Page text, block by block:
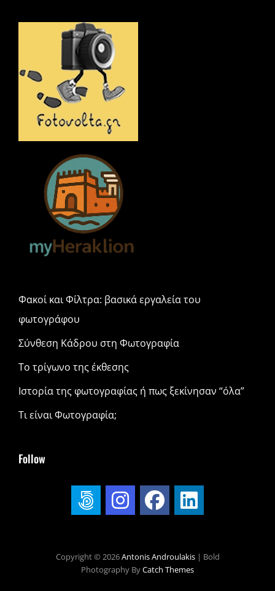
o τε
ίτ
ε
Φακοί και Φίλτρα: βασικά εργαλεία του
φωτογράφου
Σύνθεση Κάδρου στη Φωτογραφία
Το τρίγωνο της έκθεσης
Ιστορία της φωτογραφίας ή πως ξεκίνησαν “όλα”
Τι είναι Φωτογραφία;
Follow
Copyright © 2026Antonis Androulakis | Bold
Photography ByCatch Themes